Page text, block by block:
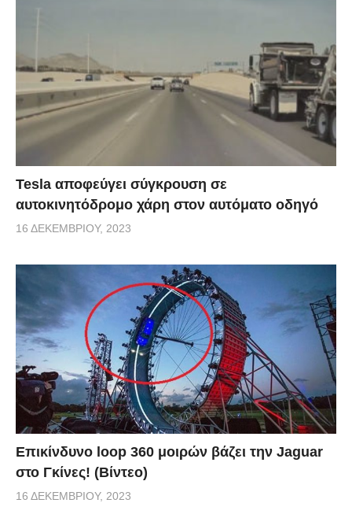
Tesla αποφεύγει σύγκρουση σε
αυτοκινητόδρομο χάρη στον αυτόματο οδηγό
16 ΔΕΚΕΜΒΡΊΟΥ, 2023
Επικίνδυνο loop 360 μοιρών βάζει την Jaguar
στο Γκίνες! (Βίντεο)
16 ΔΕΚΕΜΒΡΊΟΥ, 2023